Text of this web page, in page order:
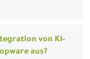
von KI-
aus?